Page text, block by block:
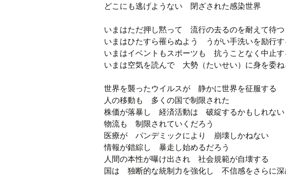
どこにも逃げようない 閉ざされた感染世界
いまはただ押し黙って 流行の去るのを耐えて待つ
いまはひたすら罹らぬよう うがい手洗いを励行す
いまはイベントもスポーツも 抗うことなく中止す
いまは空気を読んで 大勢（たいせい）に身を委ね
世界を襲ったウイルスが 静かに世界を征服する
人の移動も 多くの国で制限された
株価が落暴し 経済活動は 破綻するかもしれない
物流も 制限されていくだろう
医療が パンデミックにより 崩壊しかねない
情報が錯綜し 暴走し始めるだろう
人間の本性が曝け出され 社会規範が自壊する
国は 独断的な統制力を強化し 不信感をさらに深